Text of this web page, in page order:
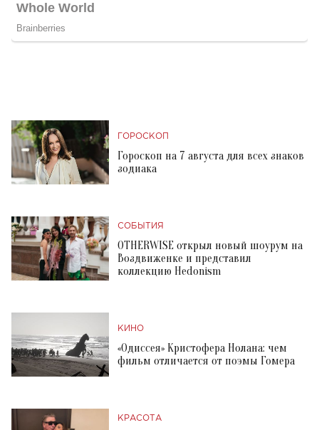
ГОРОСКОП
Гороскоп на 7 августа для всех знаков
зодиака
СОБЫТИЯ
OTHERWISE открыл новый шоурум на
Воздвиженке и представил
коллекцию Hedonism
КИНО
«Одиссея» Кристофера Нолана: чем
фильм отличается от поэмы Гомера
КРАСОТА